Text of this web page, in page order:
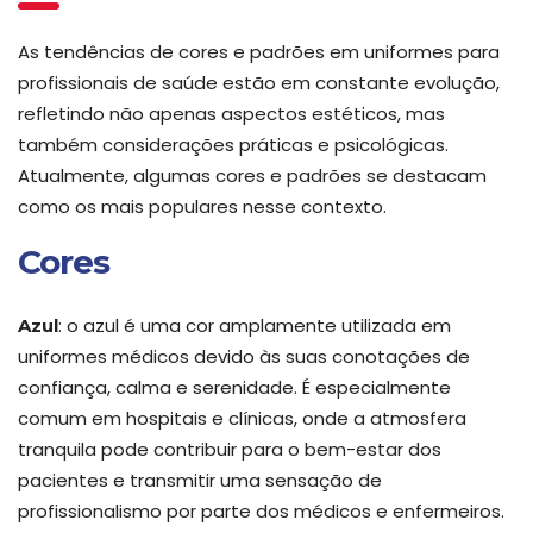
As tendências de cores e padrões em uniformes para
profissionais de saúde estão em constante evolução,
refletindo não apenas aspectos estéticos, mas
também considerações práticas e psicológicas.
Atualmente, algumas cores e padrões se destacam
como os mais populares nesse contexto.
Cores
Azul: o azul é uma cor amplamente utilizada em
uniformes médicos devido às suas conotações de
confiança, calma e serenidade. É especialmente
comum em hospitais e clínicas, onde a atmosfera
tranquila pode contribuir para o bem-estar dos
pacientes e transmitir uma sensação de
profissionalismo por parte dos médicos e enfermeiros.